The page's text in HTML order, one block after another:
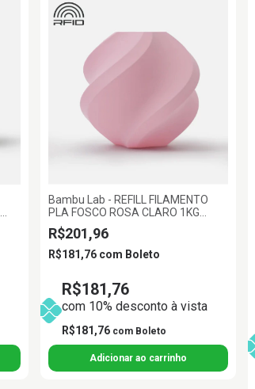
Bambu Lab - REFILL FILAMENTO
PLA FOSCO ROSA CLARO 1KG
1.75MM BAMBU LAB
R$201,96
R$181,76 com Boleto
R$181,76
com 10% desconto à vista
R$181,76 com Boleto